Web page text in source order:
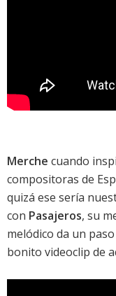
Merche cuando
compositoras de
quizá ese sería
con Pasajeros, su
melódico da un
bonito videoclip de